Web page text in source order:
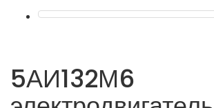
5АИ132М6